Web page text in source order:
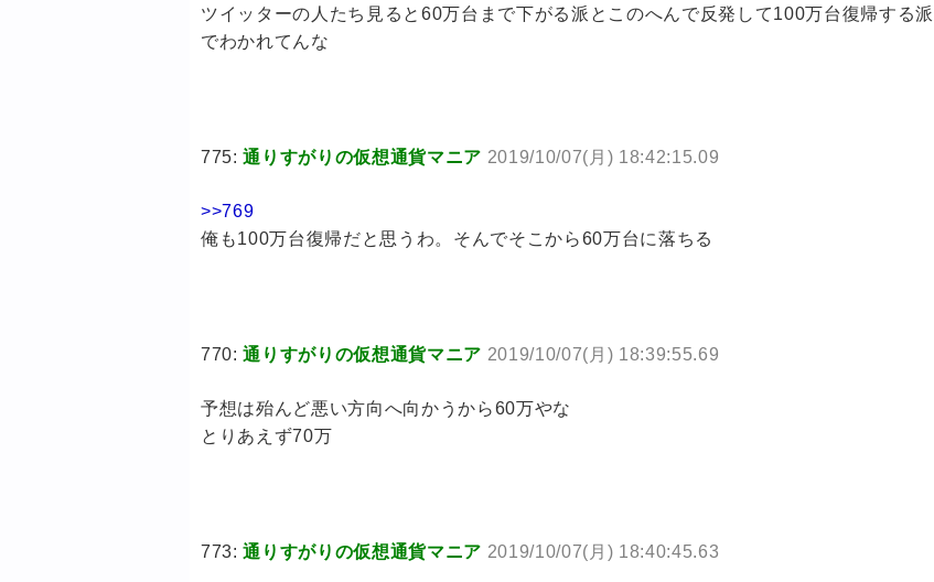
ツイッターの人たち見ると60万台まで下がる派とこのへんで反発して100万台復帰する派
でわかれてんな
775:通りすがりの仮想通貨マニア 2019/10/07(月) 18:42:15.09
>>769
俺も100万台復帰だと思うわ。そんでそこから60万台に落ちる
770:通りすがりの仮想通貨マニア 2019/10/07(月) 18:39:55.69
予想は殆んど悪い方向へ向かうから60万やな
とりあえず70万
773:通りすがりの仮想通貨マニア 2019/10/07(月) 18:40:45.63